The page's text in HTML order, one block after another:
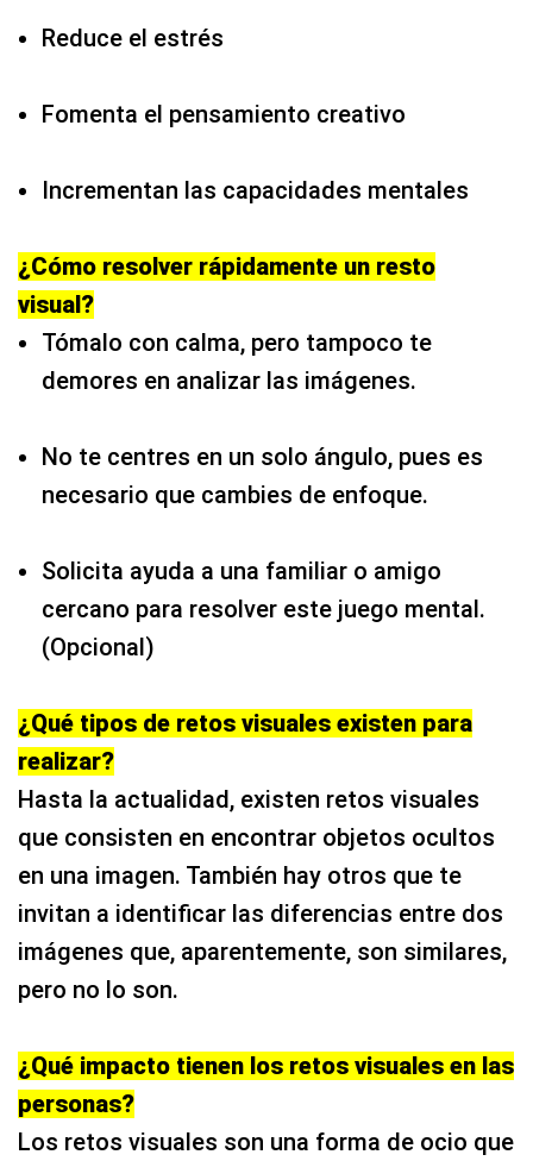
¿Cómo resolver rápidamente un resto
visual?
Tómalo con calma, pero tampoco te
demores en analizar las imágenes.
necesario que cambies de enfoque.
cercano para resolver este juego mental.
(Opcional)
¿Qué tipos de retos visuales existen para
realizar?
Hasta la actualidad, existen retos visuales
que consisten en encontrar objetos ocultos
en una imagen. También hay otros que te
invitan a identificar las diferencias entre dos
pero no lo son.
¿Qué impacto tienen los retos visuales en las
personas?
Los retos visuales son una forma de ocio que